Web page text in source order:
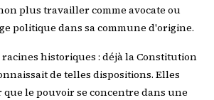
plus travailler comme avocate ou
politique dans sa commune d'origine.
racines historiques : déjà la Constitution
de telles dispositions. Elles
que le pouvoir se concentre dans une